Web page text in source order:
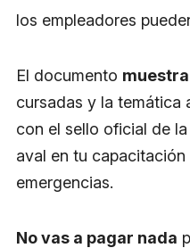
los empleadores
El documento
cursadas y la temática
con el sello oficial de
aval en tu
emergencias.
No vas a pagar nada